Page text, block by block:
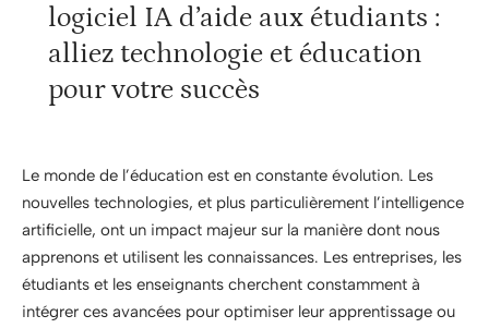
logiciel IA d’aide aux étudiants :
alliez technologie et éducation
pour votre succès
Le monde de l’éducation est en constante évolution. Les
nouvelles technologies, et plus particulièrement l’intelligence
artificielle, ont un impact majeur sur la manière dont nous
apprenons et utilisent les connaissances. Les entreprises, les
étudiants et les enseignants cherchent constamment à
intégrer ces avancées pour optimiser leur apprentissage ou